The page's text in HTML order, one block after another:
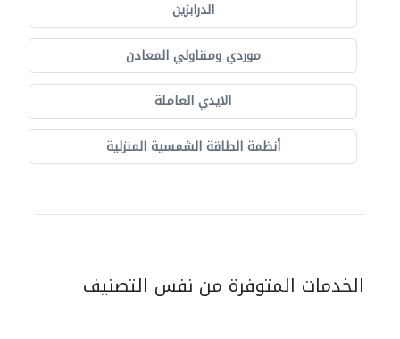
الدرابزين
موردي ومقاولي المعادن
الايدي العاملة
أنظمة الطاقة الشمسية المنزلية
الخدمات المتوفرة من نفس التصنيف